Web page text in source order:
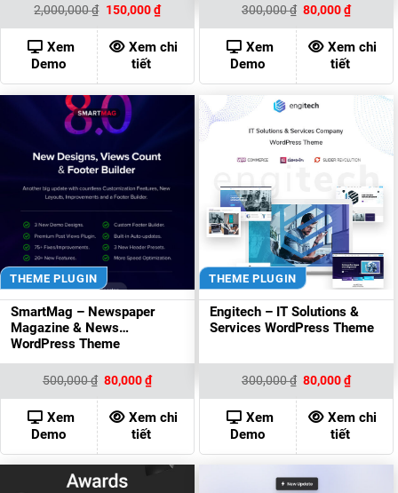
2,000,000₫ Giá
là:
2,000,000 ₫.
150,000₫Giá
hiện
tại
là:
150,000 ₫.
Xem
Demo
Xem chi
tiết
300,000₫ Giá
gốc
là:
300,000 ₫.
80,000₫Giá
hiện
tại
là:
80,000
Xem
Demo
Xem chi
tiết
THEME PLUGIN
SmartMag – Newspaper
Magazine & News
WordPress Theme
500,000₫ Giá
gốc
là:
500,000 ₫.
80,000₫Giá
hiện
tại
là:
80,000 ₫.
Xem
Demo
Xem chi
tiết
THEME PLUGIN
Engitech – IT Solutions &
Services WordPress Theme
300,000₫ Giá
gốc
là:
300,000 ₫.
80,000₫Giá
hiện
tại
là:
80,000
Xem
Demo
Xem chi
tiết